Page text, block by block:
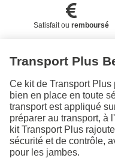
Satisfait ou remboursé
Transport Plus
Ce kit de Transport Plus
bien en place en toute
transport est appliqué
préparer au transport, à
kit Transport Plus
sécurité et de contrôle,
pour les jambes.